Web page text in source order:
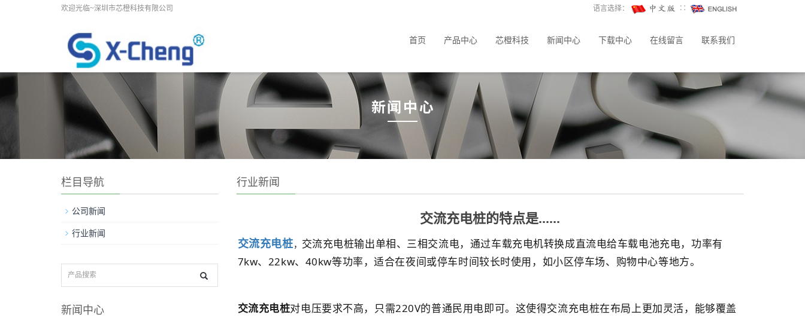
欢迎光临~深圳市芯橙科技有限公司 语言选择： ∷
首页 产品中心 芯橙科技 新闻中心 下载中心 在线留言 联系我们
行业新闻
交流充电桩的特点是......
交流充电桩 ， 交流充电桩输出单相、三相交流电，通过车载充电机转换成直流电给车载电池充电，功率有
7kw、22kw、40kw等功率，适合在夜间或停车时间较长时使用，如小区停车场、购物中心等地方。
交流充电桩对电压要求不高，只需220V的普通民用电即可。这使得交流充电桩在布局上更加灵活，能够覆盖
栏目导航
公司新闻
行业新闻
新闻中心